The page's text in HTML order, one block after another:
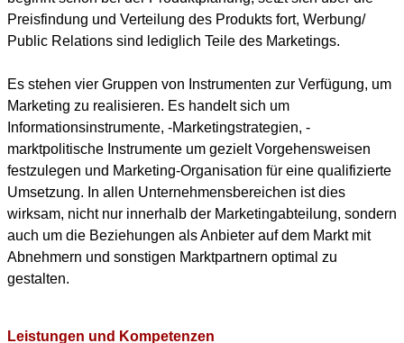
Preisfindung und Verteilung des Produkts fort, Werbung/
Public Relations sind lediglich Teile des Marketings.
Es stehen vier Gruppen von Instrumenten zur Verfügung, um
Marketing zu realisieren. Es handelt sich um
Informationsinstrumente, -Marketingstrategien, -
marktpolitische Instrumente um gezielt Vorgehensweisen
festzulegen und Marketing-Organisation für eine qualifizierte
Umsetzung. In allen Unternehmensbereichen ist dies
wirksam, nicht nur innerhalb der Marketingabteilung, sondern
auch um die Beziehungen als Anbieter auf dem Markt mit
Abnehmern und sonstigen Marktpartnern optimal zu
gestalten.
Leistungen und Kompetenzen